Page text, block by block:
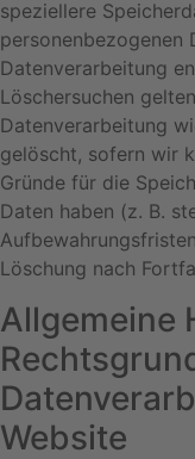
speziellere
personenbezogenen
Datenverarbeitung
Löschersuchen
Datenverarbeitung
gelöscht, sofern wir
Gründe für die
Daten haben (z. B.
Löschung nach
Allgemeine
Website